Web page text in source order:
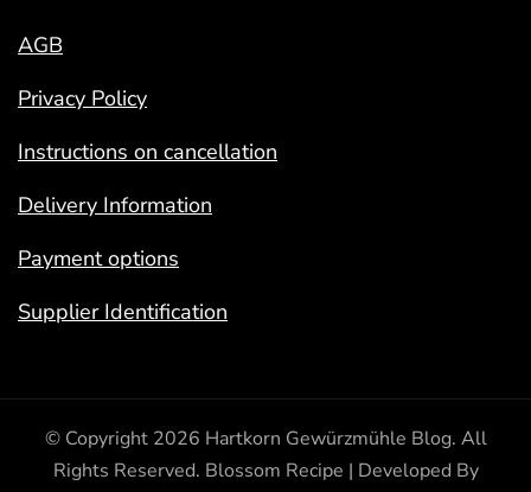
AGB
Privacy Policy
Instructions on cancellation
Delivery Information
Payment options
Supplier Identification
© Copyright 2026 Hartkorn Gewürzmühle Blog. All
Rights Reserved. Blossom Recipe | Developed By